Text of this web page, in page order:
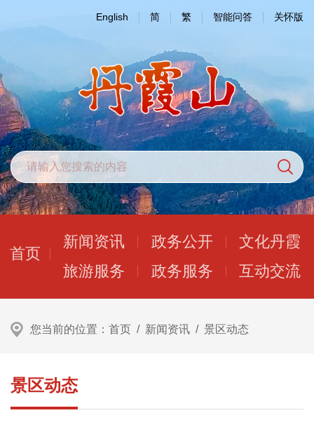
English 简 繁 智能问答 关怀版
首页
新闻资讯 政务公开
文化丹霞
旅游服务
政务服务 互动交流
您当前的位置： 首页 / 新闻资讯 / 景区动态
景区动态